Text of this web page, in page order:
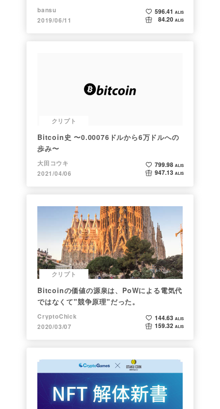
bansu
2019/06/11
596.41 ALIS
84.20 ALIS
クリプト
Bitcoin史 〜0.00076ドルから6万ドルへの
歩み〜
大田コウキ
2021/04/06
799.98 ALIS
947.13 ALIS
クリプト
Bitcoinの価値の源泉は、PoWによる電気代
ではなくて"競争原理"だった。
CryptoChick
2020/03/07
144.63 ALIS
159.32 ALIS